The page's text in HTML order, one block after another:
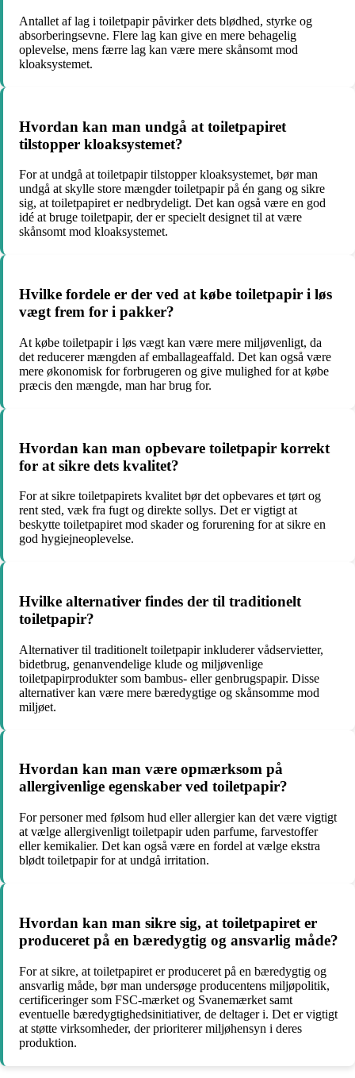
Antallet af lag i toiletpapir påvirker dets blødhed, styrke og
absorberingsevne. Flere lag kan give en mere behagelig
oplevelse, mens færre lag kan være mere skånsomt mod
kloaksystemet.
Hvordan kan man undgå at toiletpapiret
tilstopper kloaksystemet?
For at undgå at toiletpapir tilstopper kloaksystemet, bør man
undgå at skylle store mængder toiletpapir på én gang og sikre
sig, at toiletpapiret er nedbrydeligt. Det kan også være en god
idé at bruge toiletpapir, der er specielt designet til at være
skånsomt mod kloaksystemet.
Hvilke fordele er der ved at købe toiletpapir i løs
vægt frem for i pakker?
At købe toiletpapir i løs vægt kan være mere miljøvenligt, da
det reducerer mængden af emballageaffald. Det kan også være
mere økonomisk for forbrugeren og give mulighed for at købe
præcis den mængde, man har brug for.
Hvordan kan man opbevare toiletpapir korrekt
for at sikre dets kvalitet?
For at sikre toiletpapirets kvalitet bør det opbevares et tørt og
rent sted, væk fra fugt og direkte sollys. Det er vigtigt at
beskytte toiletpapiret mod skader og forurening for at sikre en
god hygiejneoplevelse.
Hvilke alternativer findes der til traditionelt
toiletpapir?
Alternativer til traditionelt toiletpapir inkluderer vådservietter,
bidetbrug, genanvendelige klude og miljøvenlige
toiletpapirprodukter som bambus- eller genbrugspapir. Disse
alternativer kan være mere bæredygtige og skånsomme mod
miljøet.
Hvordan kan man være opmærksom på
allergivenlige egenskaber ved toiletpapir?
For personer med følsom hud eller allergier kan det være vigtigt
at vælge allergivenligt toiletpapir uden parfume, farvestoffer
eller kemikalier. Det kan også være en fordel at vælge ekstra
blødt toiletpapir for at undgå irritation.
Hvordan kan man sikre sig, at toiletpapiret er
produceret på en bæredygtig og ansvarlig måde?
For at sikre, at toiletpapiret er produceret på en bæredygtig og
ansvarlig måde, bør man undersøge producentens miljøpolitik,
certificeringer som FSC-mærket og Svanemærket samt
eventuelle bæredygtighedsinitiativer, de deltager i. Det er vigtigt
at støtte virksomheder, der prioriterer miljøhensyn i deres
produktion.